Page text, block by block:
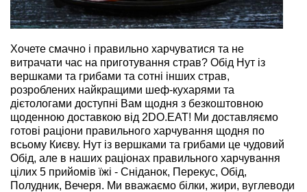
Хочете смачно і правильно харчуватися та не
витрачати час на приготування страв? Обід Нут із
вершками та грибами та сотні інших страв,
розроблених найкращими шеф-кухарями та
дієтологами доступні Вам щодня з безкоштовною
щоденною доставкою від 2DO.EAT! Ми доставляємо
готові раціони правильного харчування щодня по
всьому Києву. Нут із вершками та грибами це чудовий
Обід, але в наших раціонах правильного харчування
цілих 5 прийомів їжі - Сніданок, Перекус, Обід,
Полудник, Вечеря. Ми вважаємо білки, жири, вуглеводи